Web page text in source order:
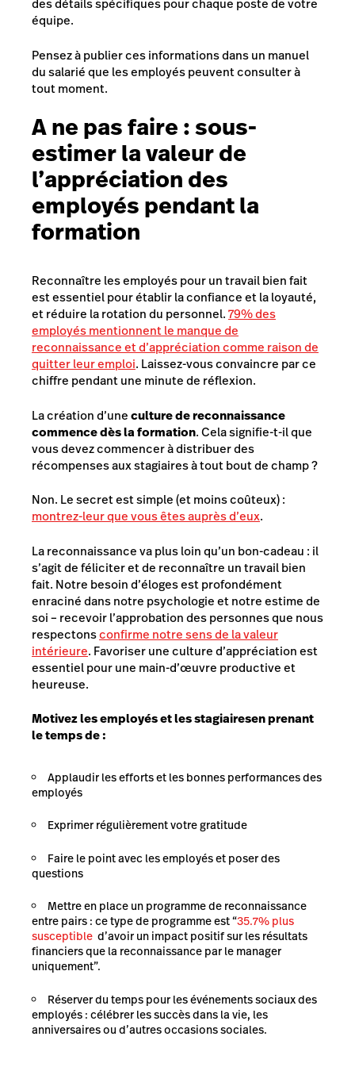
des détails spécifiques pour chaque poste de votre
équipe.
Pensez à publier ces informations dans un manuel
du salarié que les employés peuvent consulter à
tout moment.
A ne pas faire :sous-
estimer la valeur de
l’appréciation des
employés pendant la
formation
Reconnaître les employés pour un travail bien fait
est essentiel pour établir la confiance et la loyauté,
et réduire la rotation du personnel.79% des
employésmentionnent le manque de
reconnaissance et d’appréciation comme raison de
quitter leur emploi. Laissez-vous convaincre par ce
chiffre pendant une minute de réflexion.
La création d’uneculture de reconnaissance
commence dès la formation. Cela signifie-t-il que
vous devez commencer à distribuer des
récompenses aux stagiaires à tout bout de champ ?
Non. Le secret est simple (et moins coûteux) :
montrez-leur que vous êtes auprès d’eux.
La reconnaissance va plus loin qu’un bon-cadeau : il
s’agit de féliciter et de reconnaître un travail bien
fait. Notre besoin d’éloges est profondément
enraciné dans notre psychologie et notre estime de
soi – recevoir l’approbation des personnes que nous
respectonsconfirme notre sens de la valeur
intérieure. Favoriser une culture d’appréciation est
essentiel pour une main-d’œuvre productive et
heureuse.
Motivez les employés et les stagiairesen prenant
le temps de :
Applaudir les efforts et les bonnes performances des
employés
Exprimer régulièrement votre gratitude
Faire le point avec les employés et poser des
questions
Mettre en place un programme de reconnaissance
entre pairs : ce type de programme est “35.7% plus
susceptible d’avoir un impact positif sur les résultats
financiers que la reconnaissance par le manager
uniquement”.
Réserver du temps pour les événements sociaux des
employés : célébrer les succès dans la vie, les
anniversaires ou d’autres occasions sociales.